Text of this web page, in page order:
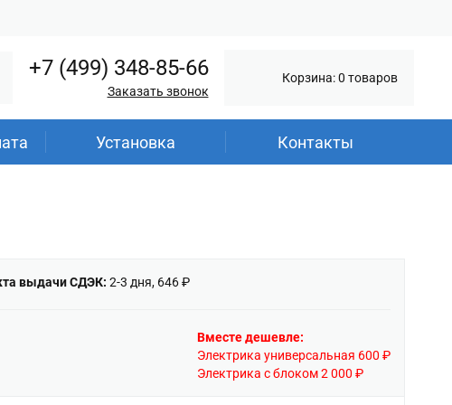
+7 (499) 348-85-66
Заказать звонок
Корзина: 0 товаров
Установка Контакты
выдачи СДЭК: 2-3 дня, 646 ₽
Вместе дешевле:
Электрика универсальная 600 ₽
Электрика с блоком 2 000 ₽